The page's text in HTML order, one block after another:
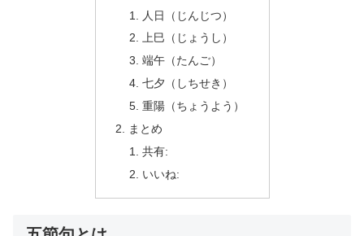
人日（じんじつ）
上巳（じょうし）
端午（たんご）
七夕（しちせき）
重陽（ちょうよう）
まとめ
共有:
いいね: